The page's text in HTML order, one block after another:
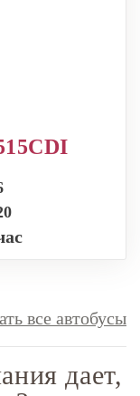
все автобусы
дает,